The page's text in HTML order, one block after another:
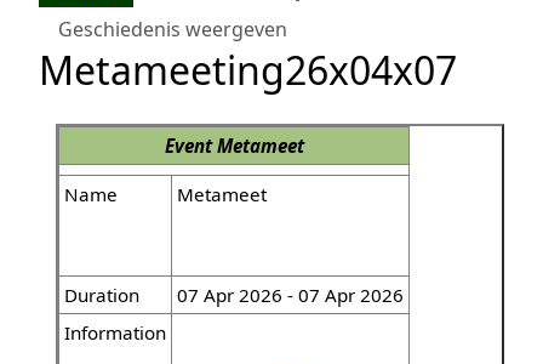
Geschiedenis weergeven
Metameeting26x04x07
EventMetameet
Name
Metameet
Duration
07 Apr 2026 - 07 Apr 2026
Information